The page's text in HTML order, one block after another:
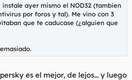
ayer mismo el NOD32 (tambien
por foros y tal). Me vino con 3
que te caducase (¿alguien que
es el mejor, de lejos... y luego